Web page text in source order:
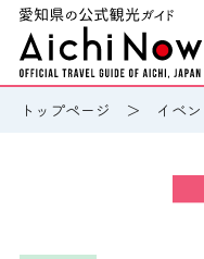
トップページ イベ